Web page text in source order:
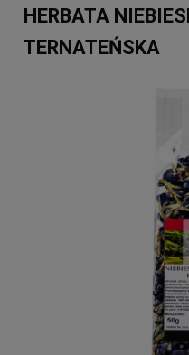
HERBATA
TERNATEŃSKA